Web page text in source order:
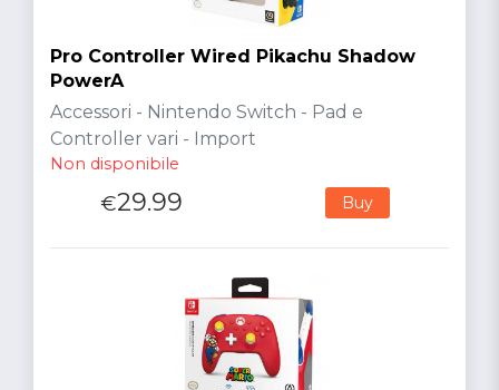
Pro Controller Wired Pikachu Shadow
PowerA
Accessori - Nintendo Switch - Pad e
Controller vari - Import
Non disponibile
€29.99 Buy